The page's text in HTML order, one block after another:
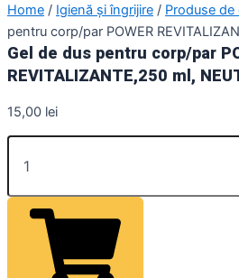
Home / Igienă și îngrijire / Produse de
pentru corp/par POWER
Gel de dus pentru corp/par
REVITALIZANTE,250 ml,
15,00 lei